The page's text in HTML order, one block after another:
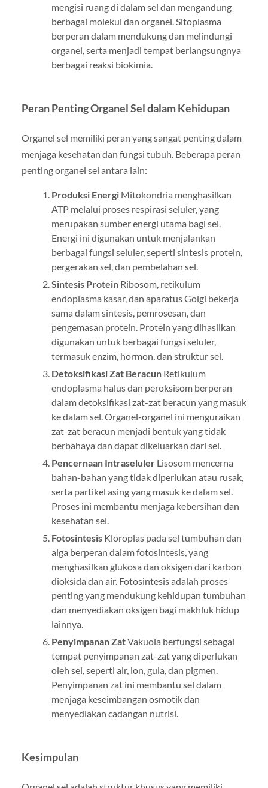
mengisi ruang di dalam sel dan mengandung
berbagai molekul dan organel. Sitoplasma
berperan dalam mendukung dan melindungi
organel, serta menjadi tempat berlangsungnya
berbagai reaksi biokimia.
Peran Penting Organel Sel dalam Kehidupan
Organel sel memiliki peran yang sangat penting dalam
menjaga kesehatan dan fungsi tubuh. Beberapa peran
penting organel sel antara lain:
Produksi EnergiMitokondria menghasilkan
ATP melalui proses respirasi seluler, yang
merupakan sumber energi utama bagi sel.
Energi ini digunakan untuk menjalankan
berbagai fungsi seluler, seperti sintesis protein,
pergerakan sel, dan pembelahan sel.
Sintesis ProteinRibosom, retikulum
endoplasma kasar, dan aparatus Golgi bekerja
sama dalam sintesis, pemrosesan, dan
pengemasan protein. Protein yang dihasilkan
digunakan untuk berbagai fungsi seluler,
termasuk enzim, hormon, dan struktur sel.
Detoksifikasi Zat BeracunRetikulum
endoplasma halus dan peroksisom berperan
dalam detoksifikasi zat-zat beracun yang masuk
ke dalam sel. Organel-organel ini menguraikan
zat-zat beracun menjadi bentuk yang tidak
berbahaya dan dapat dikeluarkan dari sel.
Pencernaan IntraselulerLisosom mencerna
bahan-bahan yang tidak diperlukan atau rusak,
serta partikel asing yang masuk ke dalam sel.
Proses ini membantu menjaga kebersihan dan
kesehatan sel.
FotosintesisKloroplas pada sel tumbuhan dan
alga berperan dalam fotosintesis, yang
menghasilkan glukosa dan oksigen dari karbon
dioksida dan air. Fotosintesis adalah proses
penting yang mendukung kehidupan tumbuhan
dan menyediakan oksigen bagi makhluk hidup
lainnya.
Penyimpanan ZatVakuola berfungsi sebagai
tempat penyimpanan zat-zat yang diperlukan
oleh sel, seperti air, ion, gula, dan pigmen.
Penyimpanan zat ini membantu sel dalam
menjaga keseimbangan osmotik dan
menyediakan cadangan nutrisi.
Kesimpulan